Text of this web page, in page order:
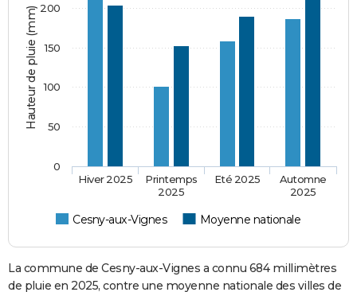
Hauteur de pluie (mm)
Cesny-aux-Vignes Moyenne nationale
Hiver 2025
Printemps
2025
Eté 2025
Automne
2025
0
50
100
150
200
La commune de Cesny-aux-Vignes a connu 684 millimètres
de pluie en 2025, contre une moyenne nationale des villes de